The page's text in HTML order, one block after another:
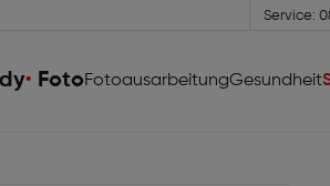
Service:
FotoFotoausarbeitungGesundheit